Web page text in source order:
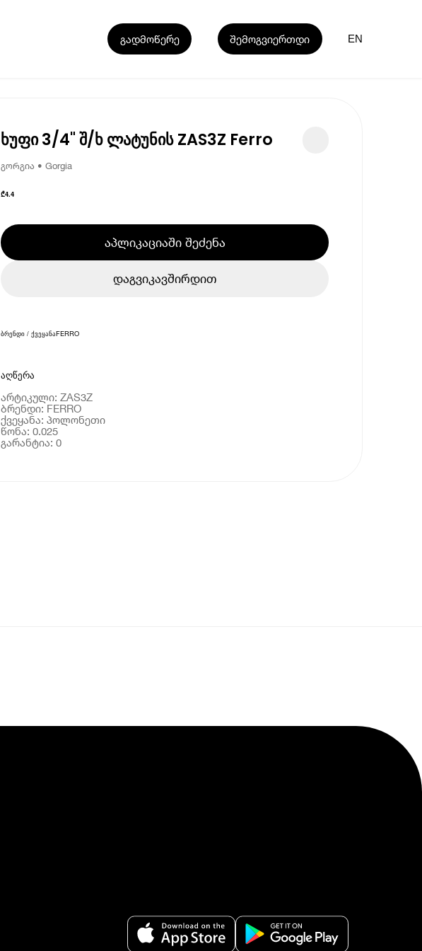
გადმოწერე შემოგვიერთდი EN
ხუფი 3/4" შ/ხ ლატუნის ZAS3Z Ferro
გორგია • Gorgia
₾4.4
აპლიკაციაში შეძენა
დაგვიკავშირდით
ბრენდი / ქვეყანაFERRO
აღწერა
არტიკული: ZAS3Z
ბრენდი: FERRO
ქვეყანა: პოლონეთი
წონა: 0.025
გარანტია: 0